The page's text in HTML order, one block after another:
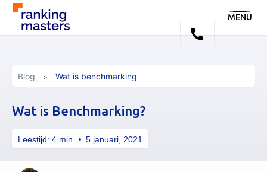
MENU
Blog Wat is benchmarking
Leestijd: 4 min 5 januari, 2021
Wat is Benchmarking?